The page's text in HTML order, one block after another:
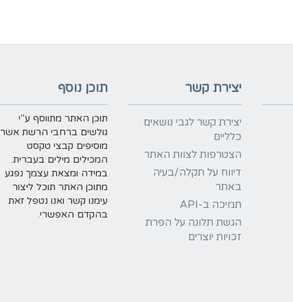
יצירת קשר
יצירת קשר לגבי נושאים
כלליים
הצטרפות לצוות האתר
דיווח על תקלה/בעיה
באתר
תמיכה ב-API
הגשת תלונה על הפרת
זכויות יוצרים
תוכן נוסף
תוכן האתר מתווסף ע"י
גולשים ברחבי הרשת אשר
מוסיפים קבצי טקסט
המכילים מילים בעברית.
במידה ומצאת עצמך נפגע
מתוכן האתר תוכל ליצור
עימנו קשר ואנו נטפל זאת
בהקדם האפשרי.